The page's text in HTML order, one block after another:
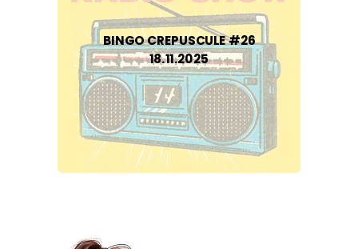
BINGO CREPUSCULE #26
18.11.2025